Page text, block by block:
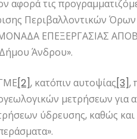
αφορά τις
Περιβαλλοντικών
ΕΠΕΞΕΡΓΑΣΙΑΣ
Άνδρου».
[2], κατόπιν αυτοψίας[3],
μετρήσεων για
ύδρευσης, καθώς και